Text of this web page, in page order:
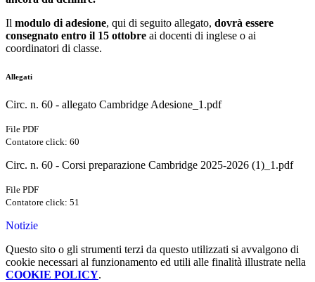
Il modulo di adesione, qui di seguito allegato, dovrà essere
consegnato entro il 15 ottobre ai docenti di inglese o ai
coordinatori di classe.
Allegati
Circ. n. 60 - allegato Cambridge Adesione_1.pdf
File PDF
Contatore click: 60
Circ. n. 60 - Corsi preparazione Cambridge 2025-2026 (1)_1.pdf
File PDF
Contatore click: 51
Notizie
Questo sito o gli strumenti terzi da questo utilizzati si avvalgono di
cookie necessari al funzionamento ed utili alle finalità illustrate nella
COOKIE POLICY.